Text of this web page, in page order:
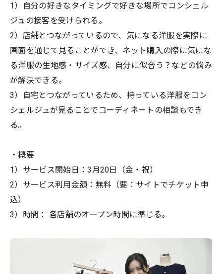
1）自分の好きなタイミングで好きな場所でコンシェル
ジュの接客を受けられる。
2）店舗とつながっているので、気になる洋服を実際に
画面を通じて見ることができ、ネット購入の際に気にな
る洋服の生地感・サイズ感、自分に似合う？などの悩み
が解決できる。
3）自宅とつながっているため、持っている洋服をコン
シェルジュが見ることでコーディネートの相談もでき
る。
・概要
1）サービス開始日：3月20日（金・祝）
2）サービス利用金額：無料（要：サイトでチケット申
込）
3）時間： 各店舗のオープン時間に準じる。